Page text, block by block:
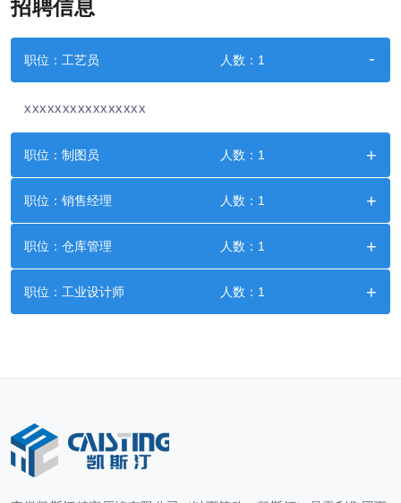
招聘信息
职位：工艺员 人数：1
xxxxxxxxxxxxxxxx
职位：制图员 人数：1
职位：销售经理 人数：1
职位：仓库管理 人数：1
职位：工业设计师 人数：1